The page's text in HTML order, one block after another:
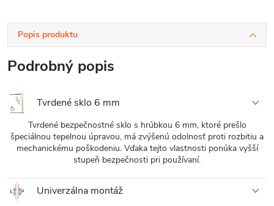
Popis produktu
Podrobný popis
Tvrdené sklo 6 mm
Tvrdené bezpečnostné sklo s hrúbkou 6 mm, ktoré prešlo
špeciálnou tepelnou úpravou, má zvýšenú odolnosť proti rozbitiu a
mechanickému poškodeniu. Vďaka tejto vlastnosti ponúka vyšší
stupeň bezpečnosti pri používaní.
Univerzálna montáž